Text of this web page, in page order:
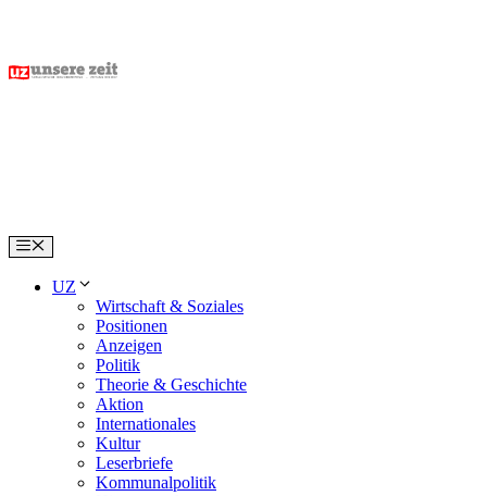
content
Menu
UZ
Wirtschaft & Soziales
Positionen
Anzeigen
Politik
Theorie & Geschichte
Aktion
Internationales
Kultur
Leserbriefe
Kommunalpolitik